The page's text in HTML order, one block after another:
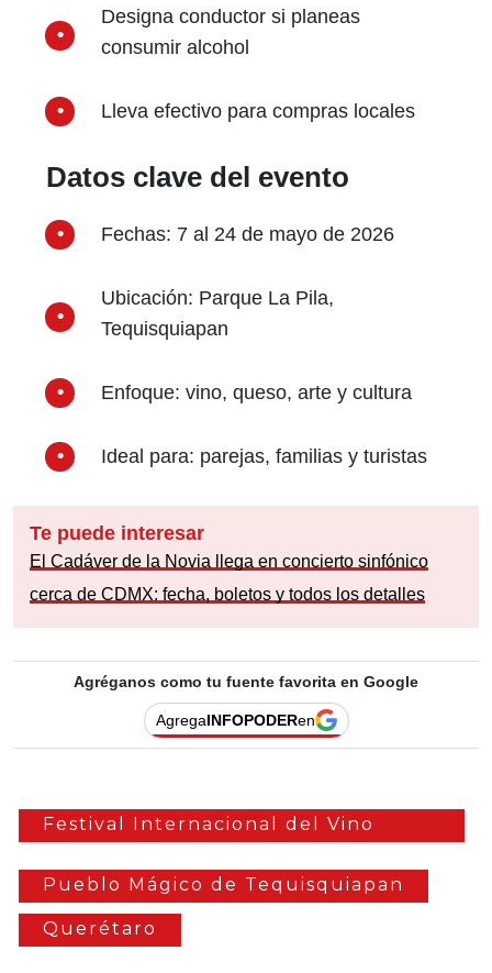
Designa conductor si planeas
consumir alcohol
Lleva efectivo para compras locales
Datos clave del evento
Fechas: 7 al 24 de mayo de 2026
Ubicación: Parque La Pila,
Tequisquiapan
Enfoque: vino, queso, arte y cultura
Ideal para: parejas, familias y turistas
Te puede interesar
El Cadáver de la Novia llega en concierto sinfónico
cerca de CDMX: fecha, boletos y todos los detalles
Agréganos como tu fuente favorita en Google
AgregaINFOPODERen
Festival Internacional del Vino
Pueblo Mágico de Tequisquiapan
Querétaro